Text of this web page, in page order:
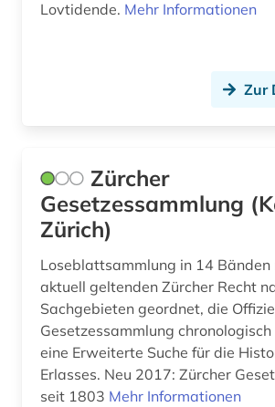
Lovtidende. Mehr Informationen
Zur
Zürcher
Gesetzessammlung
Zürich)
Loseblattsammlung in 14 Bänden
aktuell geltenden Zürcher Recht
Sachgebieten geordnet, die
Gesetzessammlung
eine Erweiterte Suche für die
Erlasses. Neu 2017: Zürcher Gesetzessammlung
seit 1803 Mehr Informationen